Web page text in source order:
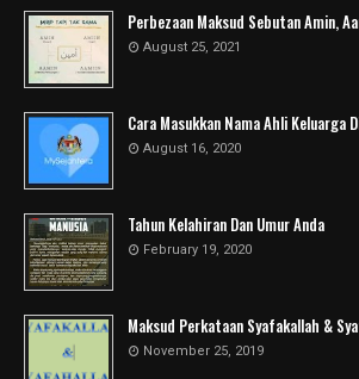
Perbezaan Maksud Sebutan Amin,
August 25, 2021
Cara Masukkan Nama Ahli Keluarga
August 16, 2020
Tahun Kelahiran Dan Umur Anda
February 19, 2020
Maksud Perkataan Syafakallah &
November 25, 2019